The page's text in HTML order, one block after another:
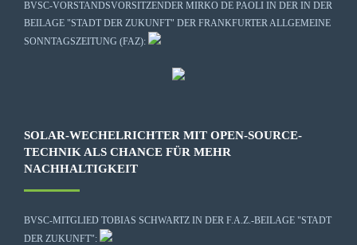
BVSC-VORSTANDSVORSITZENDER MIRKO DE PAOLI IN DER IN DER
BEILAGE "STADT DER ZUKUNFT" DER FRANKFURTER ALLGEMEINE
SONNTAGSZEITUNG (FAZ):
SOLAR-WECHELRICHTER MIT OPEN-SOURCE-
TECHNIK ALS CHANCE FÜR MEHR
NACHHALTIGKEIT
BVSC-MITGLIED TOBIAS SCHWARTZ IN DER F.A.Z.-BEILAGE "STADT
DER ZUKUNFT":